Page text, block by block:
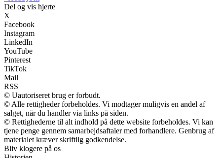
Del og vis hjerte
X
Facebook
Instagram
LinkedIn
YouTube
Pinterest
TikTok
Mail
RSS
© Uautoriseret brug er forbudt.
© Alle rettigheder forbeholdes. Vi modtager muligvis en andel af
salget, når du handler via links på siden.
© Rettighederne til alt indhold på dette website forbeholdes. Vi kan
tjene penge gennem samarbejdsaftaler med forhandlere. Genbrug af
materialet kræver skriftlig godkendelse.
Bliv klogere på os